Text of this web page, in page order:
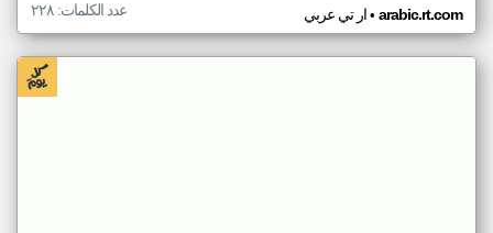
ار تي عربي• arabic.rt.com عدد الكلمات: ٢٢٨